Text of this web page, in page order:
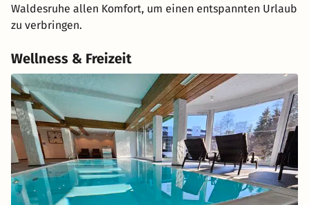
Waldesruhe allen Komfort, um einen entspannten Urlaub
zu verbringen.
Wellness & Freizeit